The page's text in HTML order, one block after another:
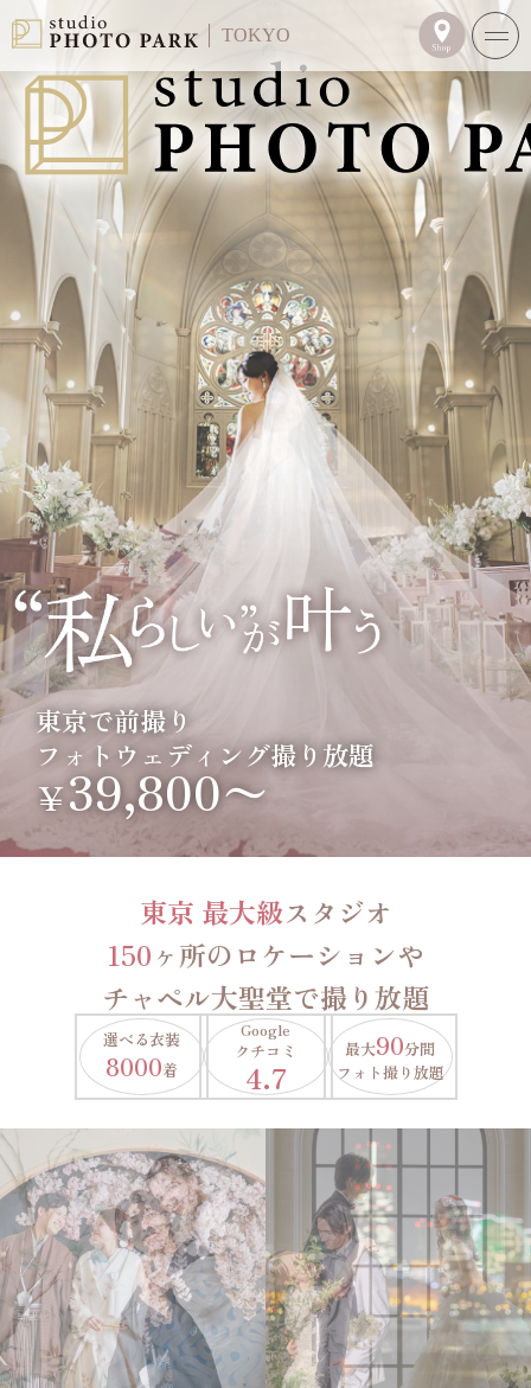
TOKYO
東京で前撮り
フォトウェディング撮り放題
￥39,800〜
東京 最大級スタジオ
150ヶ所のロケーションや
チャペル大聖堂で撮り放題
選べる衣装
8000着
Google
クチコミ
4.7
最大90分間
フォト撮り放題